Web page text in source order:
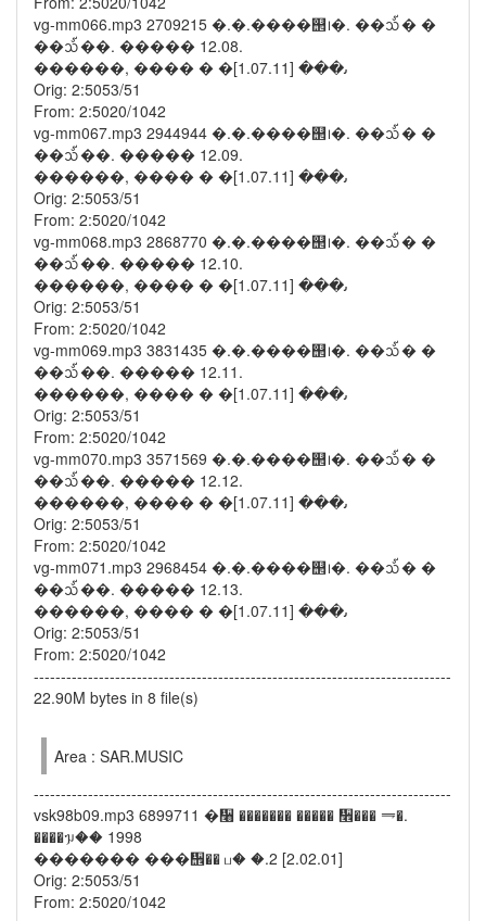
vg-mm066.mp3 2709215 �.�.����஢᪨�. ��᪢� �
��᪢��. ����� 12.08.
������, ���� � �ﯨ��� [1.07.11]
Orig: 2:5053/51
From: 2:5020/1042
vg-mm067.mp3 2944944 �.�.����஢᪨�. ��᪢� �
��᪢��. ����� 12.09.
������, ���� � �ﯨ��� [1.07.11]
Orig: 2:5053/51
From: 2:5020/1042
vg-mm068.mp3 2868770 �.�.����஢᪨�. ��᪢� �
��᪢��. ����� 12.10.
������, ���� � �ﯨ��� [1.07.11]
Orig: 2:5053/51
From: 2:5020/1042
vg-mm069.mp3 3831435 �.�.����஢᪨�. ��᪢� �
��᪢��. ����� 12.11.
������, ���� � �ﯨ��� [1.07.11]
Orig: 2:5053/51
From: 2:5020/1042
vg-mm070.mp3 3571569 �.�.����஢᪨�. ��᪢� �
��᪢��. ����� 12.12.
������, ���� � �ﯨ��� [1.07.11]
Orig: 2:5053/51
From: 2:5020/1042
vg-mm071.mp3 2968454 �.�.����஢᪨�. ��᪢� �
��᪢��. ����� 12.13.
������, ���� � �ﯨ��� [1.07.11]
Orig: 2:5053/51
From: 2:5020/1042
-----------------------------------------------------------------------------
22.90M bytes in 8 file(s)
Area : SAR.MUSIC
-----------------------------------------------------------------------------
vsk98b09.mp3 6899711 �᫨ ������� ����� ᫮��� ⥭�.
����ᥭ�� 1998
������� ���᪮�� ப� �.2 [2.02.01]
Orig: 2:5053/51
From: 2:5020/1042